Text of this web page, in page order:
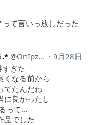
て言いっ放しだった
.* OnIpzEYWGRovbEw
9月28日
ぎた
くなる前から
てたんだね
に良かったし
って…
品でした